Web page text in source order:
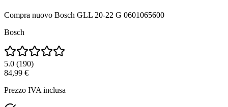
Compra nuovo Bosch GLL 20-22 G 0601065600
Bosch
5.0 (190)
84,99 €
Prezzo IVA inclusa